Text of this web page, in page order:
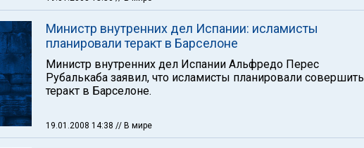
Министр внутренних дел Испании: исламисты
планировали теракт в Барселоне
Министр внутренних дел Испании Альфредо Перес
Рубалькаба заявил, что исламисты планировали совершить
теракт в Барселоне.
19.01.2008 14:38 // В мире